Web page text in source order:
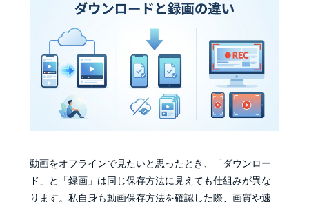
動画をオフラインで見たいと思ったとき、「ダウンロー
ド」と「録画」は同じ保存方法に見えても仕組みが異な
ります。私自身も動画保存方法を確認した際、画質や速